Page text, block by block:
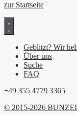
zur Startseite
Geblitzt? Wir
Über uns
Suche
FAQ
+49 355 4779 3365
© 2015-2026